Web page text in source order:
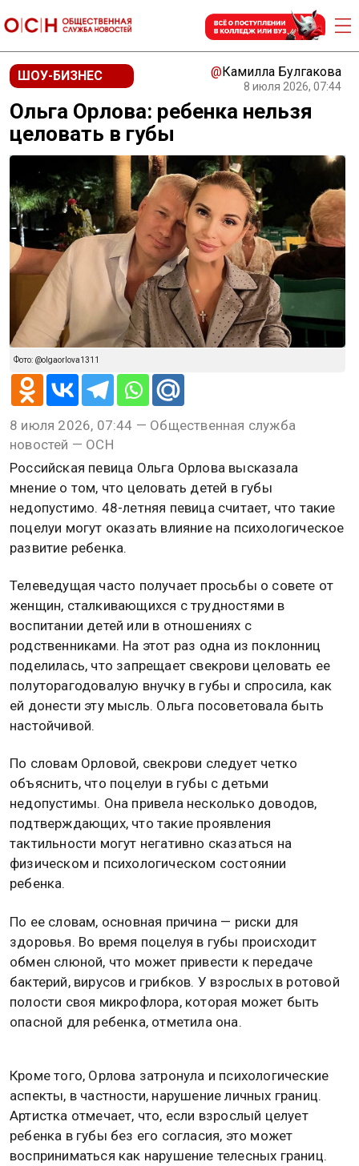
ШОУ-БИЗНЕС @Камилла Булгакова
8 июля 2026, 07:44
Ольга Орлова: ребенка нельзя
целовать в губы
Фото: @olgaorlova1311
8 июля 2026, 07:44 — Общественная служба
новостей — ОСН
Российская певица Ольга Орлова высказала
мнение о том, что целовать детей в губы
недопустимо. 48-летняя певица считает, что такие
поцелуи могут оказать влияние на психологическое
развитие ребенка.
Телеведущая часто получает просьбы о совете от
женщин, сталкивающихся с трудностями в
воспитании детей или в отношениях с
родственниками. На этот раз одна из поклонниц
поделилась, что запрещает свекрови целовать ее
полуторагодовалую внучку в губы и спросила, как
ей донести эту мысль. Ольга посоветовала быть
настойчивой.
По словам Орловой, свекрови следует четко
объяснить, что поцелуи в губы с детьми
недопустимы. Она привела несколько доводов,
подтверждающих, что такие проявления
тактильности могут негативно сказаться на
физическом и психологическом состоянии
ребенка.
По ее словам, основная причина — риски для
здоровья. Во время поцелуя в губы происходит
обмен слюной, что может привести к передаче
бактерий, вирусов и грибков. У взрослых в ротовой
полости своя микрофлора, которая может быть
опасной для ребенка, отметила она.
Кроме того, Орлова затронула и психологические
аспекты, в частности, нарушение личных границ.
Артистка отмечает, что, если взрослый целует
ребенка в губы без его согласия, это может
восприниматься как нарушение телесных границ.